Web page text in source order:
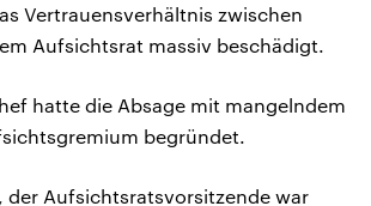
Vertrauensverhältnis zwischen
Aufsichtsrat massiv beschädigt.
hatte die Absage mit mangelndem
begründet.
der Aufsichtsratsvorsitzende war